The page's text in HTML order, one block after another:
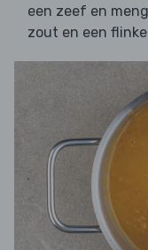
een zeef en
zout en een